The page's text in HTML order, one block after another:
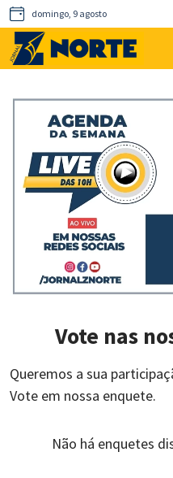
domingo, 9 agosto
Vote nas
Queremos a sua
Vote em nossa enquete.
Não há enquetes